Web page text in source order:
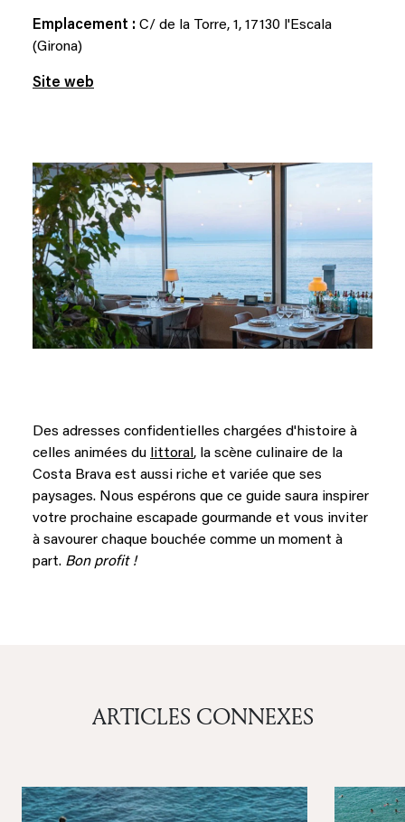
Emplacement : C/ de la Torre, 1, 17130 l'Escala
(Girona)
Site web
Des adresses confidentielles chargées d'histoire à
celles animées du littoral , la scène culinaire de la
Costa Brava est aussi riche et variée que ses
paysages. Nous espérons que ce guide saura inspirer
votre prochaine escapade gourmande et vous inviter
à savourer chaque bouchée comme un moment à
part. Bon profit !
ARTICLES CONNEXES